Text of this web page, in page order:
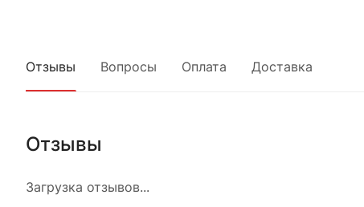
Отзывы Вопросы Оплата Доставка
Отзывы
Загрузка отзывов...